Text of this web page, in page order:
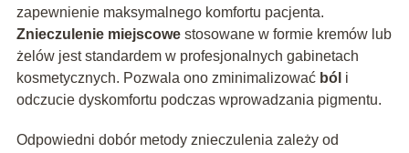
zapewnienie maksymalnego komfortu pacjenta.
Znieczulenie miejscowestosowane w formie kremów lub
żelów jest standardem w profesjonalnych gabinetach
kosmetycznych. Pozwala ono zminimalizować ból i
odczucie dyskomfortu podczas wprowadzania pigmentu.
Odpowiedni dobór metody znieczulenia zależy od